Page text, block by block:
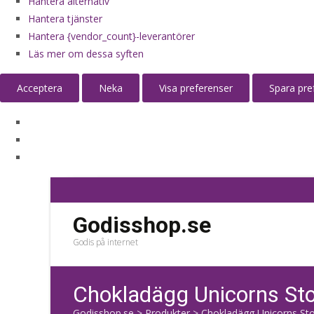
Hantera tjänster
Hantera {vendor_count}-leverantörer
Läs mer om dessa syften
Acceptera Neka Visa preferenser Spara
Godisshop.se
Godis på internet
Chokladägg Unicorns